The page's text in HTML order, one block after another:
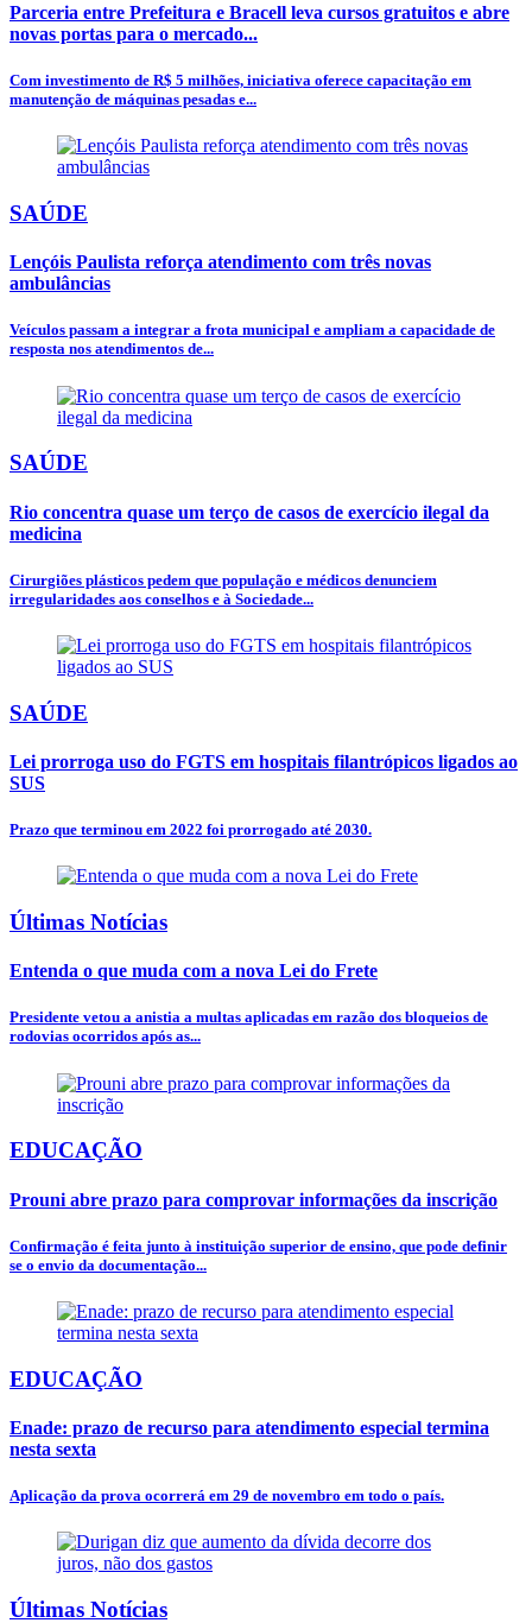
Parceria entre Prefeitura e Bracell leva cursos gratuitos e abre
novas portas para o mercado...
Com investimento de R$ 5 milhões, iniciativa oferece capacitação em
manutenção de máquinas pesadas e...
SAÚDE
Lençóis Paulista reforça atendimento com três novas
ambulâncias
Veículos passam a integrar a frota municipal e ampliam a capacidade de
resposta nos atendimentos de...
SAÚDE
Rio concentra quase um terço de casos de exercício ilegal da
medicina
Cirurgiões plásticos pedem que população e médicos denunciem
irregularidades aos conselhos e à Sociedade...
SAÚDE
Lei prorroga uso do FGTS em hospitais filantrópicos ligados ao
SUS
Prazo que terminou em 2022 foi prorrogado até 2030.
Últimas Notícias
Entenda o que muda com a nova Lei do Frete
Presidente vetou a anistia a multas aplicadas em razão dos bloqueios de
rodovias ocorridos após as...
EDUCAÇÃO
Prouni abre prazo para comprovar informações da inscrição
Confirmação é feita junto à instituição superior de ensino, que pode definir
se o envio da documentação...
EDUCAÇÃO
Enade: prazo de recurso para atendimento especial termina
nesta sexta
Aplicação da prova ocorrerá em 29 de novembro em todo o país.
Últimas Notícias